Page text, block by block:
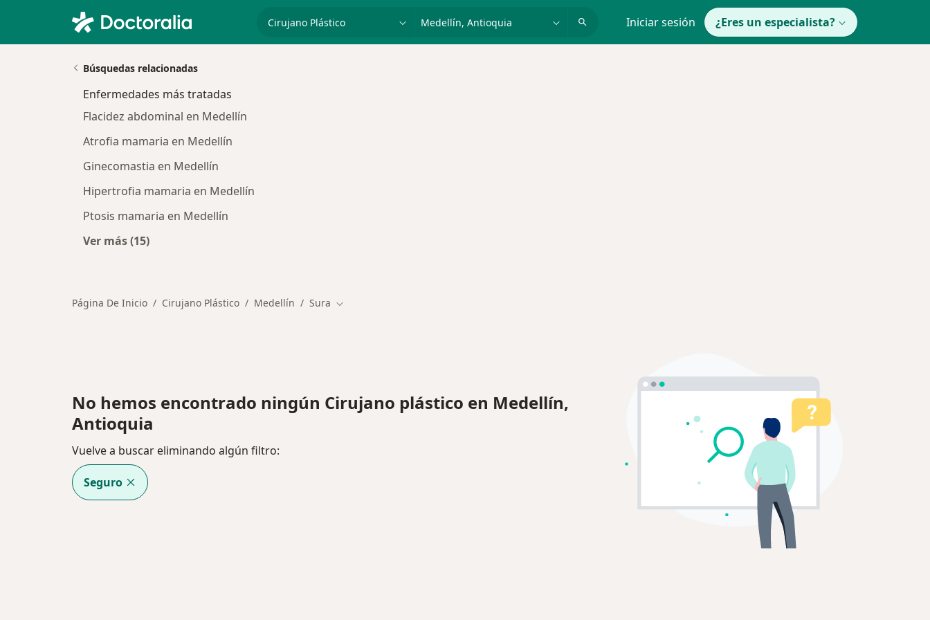
especialidad, enfermedad o nombrep. ej. Bogotá Iniciar sesión ¿Eres un especialista?
Búsquedas relacionadas
Enfermedades más tratadas
Flacidez abdominal en Medellín
Atrofia mamaria en Medellín
Ginecomastia en Medellín
Hipertrofia mamaria en Medellín
Ptosis mamaria en Medellín
Ver más (15)
Página De Inicio Cirujano Plástico Medellín Sura Cambiar de ciudad
No hemos encontrado ningún Cirujano plástico en Medellín,
Antioquia
Vuelve a buscar eliminando algún filtro:
Seguro